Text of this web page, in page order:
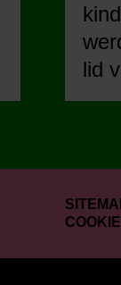
lid